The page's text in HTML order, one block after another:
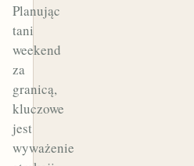
Planując
tani
weekend
za
granicą,
kluczowe
jest
wyważenie